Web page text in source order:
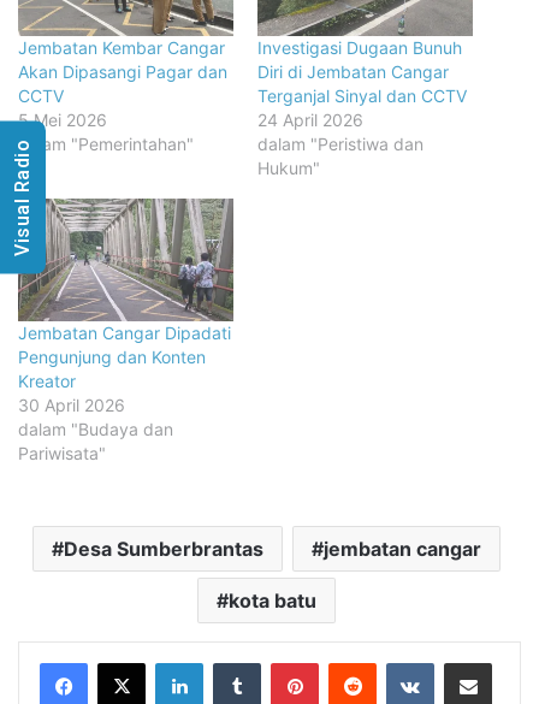
Jembatan Kembar Cangar
Akan Dipasangi Pagar dan
CCTV
5 Mei 2026
dalam "Pemerintahan"
Investigasi Dugaan Bunuh
Diri di Jembatan Cangar
Terganjal Sinyal dan CCTV
24 April 2026
dalam "Peristiwa dan
Hukum"
Jembatan Cangar Dipadati
Pengunjung dan Konten
Kreator
30 April 2026
dalam "Budaya dan
Pariwisata"
Desa Sumberbrantas jembatan cangar
kota batu
LinkedInTumblr PinterestReddit VKontakteShare via Email
Visual Radio